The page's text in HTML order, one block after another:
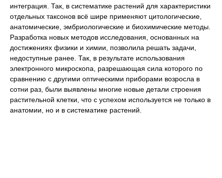
интеграция. Так, в систематике растений для характеристики
отдельных таксонов всё шире применяют цитологические,
анатомические, эмбриологические и биохимические методы.
Разработка новых методов исследования, основанных на
достижениях физики и химии, позволила решать задачи,
недоступные ранее. Так, в результате использования
электронного микроскопа, разрешающая сила которого по
сравнению с другими оптическими приборами возросла в
сотни раз, были выявлены многие новые детали строения
растительной клетки, что с успехом используется не только в
анатомии, но и в систематике растений.